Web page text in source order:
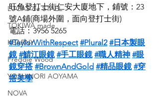
LUCAS de STAEL
TOKIWA made
KEARNY
Freddie Wood
YOSHINORI AOYAMA
NOVA
旺角登打士街仁安大廈地下，鋪號：23
號A鋪(商場外圍，面向登打士街)
電話：3956 5265
#TaylorWithRespect #Plural2 #日本製眼
鏡 #鯖江眼鏡 #手工眼鏡 #職人精神 #眼
鏡穿搭 #BrownAndGold #精品眼鏡 #穿
搭美學